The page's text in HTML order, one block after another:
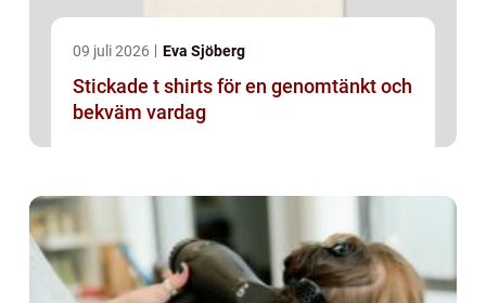
09 juli 2026 Eva Sjöberg
Stickade t shirts för en genomtänkt och
bekväm vardag